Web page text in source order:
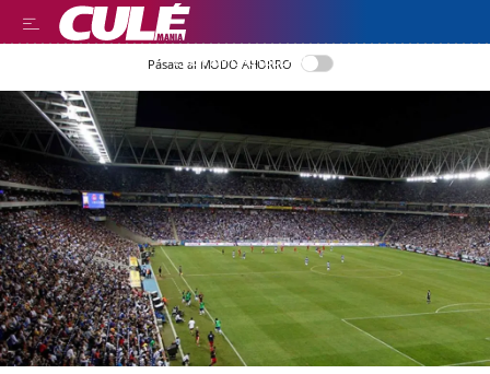
LEER EN CASTELLANO
Pásate al MODO AHORRO